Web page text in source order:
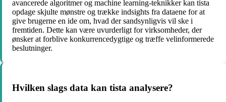
avancerede algoritmer og machine learning-teknikker kan tista
opdage skjulte mønstre og trække indsights fra dataene for at
give brugerne en ide om, hvad der sandsynligvis vil ske i
fremtiden. Dette kan være uvurderligt for virksomheder, der
ønsker at forblive konkurrencedygtige og træffe velinformerede
beslutninger.
Hvilken slags data kan tista analysere?